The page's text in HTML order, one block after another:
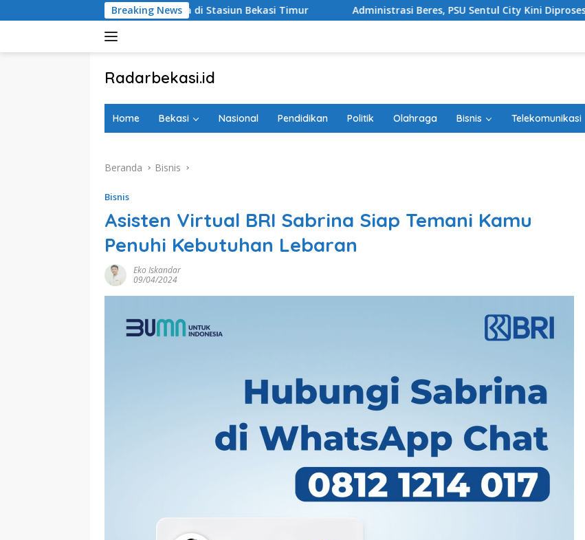
ke
Breaking News
Doa Bersama di Stasiun Bekasi Timur Administrasi Beres, PSU Sentul City Kini Diproses Sertifikasinya di BPN
Radarbekasi.id
Bekasi
Home Bekasi Nasional Pendidikan Politik Olahraga Bisnis Telekomunikasi
Beranda Bisnis
Bisnis
Asisten Virtual BRI Sabrina Siap Temani Kamu
Penuhi Kebutuhan Lebaran
Eko Iskandar
09/04/2024